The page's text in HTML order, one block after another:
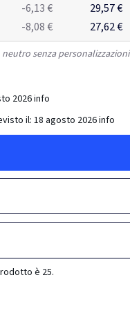
-6,13 €
29,57 €
-8,08 €
27,62 €
senza personalizzazioni
2026info
il:18 agosto 2026info
è 25.